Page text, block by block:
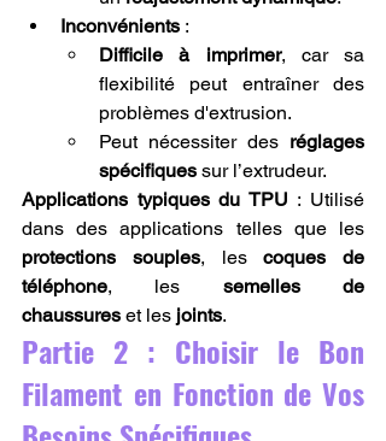
Inconvénients :
Difficile à imprimer, car sa
flexibilité peut entraîner des
problèmes d'extrusion.
Peut nécessiter des réglages
spécifiques sur l’extrudeur.
Applications typiques du TPU : Utilisé
protections souples, les coques de
téléphone, les semelles de
chaussures et les joints.
Partie 2 : Choisir le Bon
Filament en Fonction de Vos